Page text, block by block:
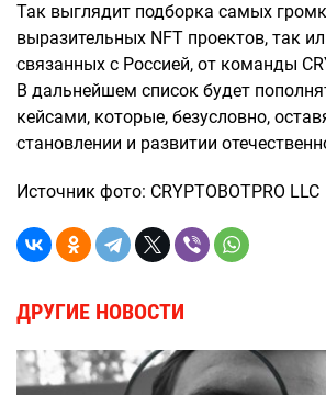
Так выглядит подборка самых
выразительных NFT проектов, так
связанных с Россией, от команды
В дальнейшем список будет
кейсами, которые, безусловно,
становлении и развитии
Источник фото: CRYPTOBOTPRO LLC
ДРУГИЕ НОВОСТИ